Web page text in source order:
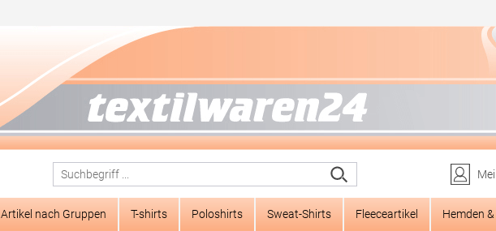
Artikel nach Gruppen T-shirts Poloshirts Sweat-Shirts Fleeceartikel Hemden